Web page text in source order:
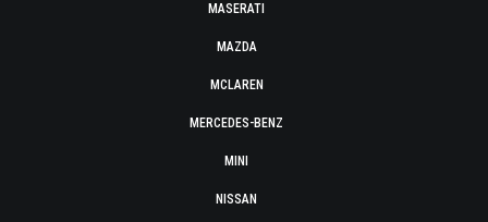
MASERATI
MAZDA
MCLAREN
MERCEDES-BENZ
MINI
NISSAN